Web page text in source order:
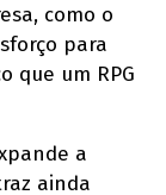
como o
para
que um RPG
a
ainda